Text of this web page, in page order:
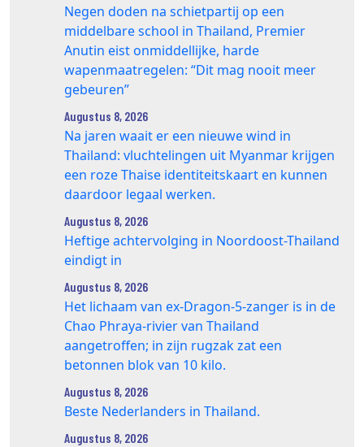
Negen doden na schietpartij op een
middelbare school in Thailand, Premier
Anutin eist onmiddellijke, harde
wapenmaatregelen: “Dit mag nooit meer
gebeuren”
Augustus 8, 2026
Na jaren waait er een nieuwe wind in
Thailand: vluchtelingen uit Myanmar krijgen
een roze Thaise identiteitskaart en kunnen
daardoor legaal werken.
Augustus 8, 2026
Heftige achtervolging in Noordoost-Thailand
eindigt in
Augustus 8, 2026
Het lichaam van ex-Dragon‑5‑zanger is in de
Chao Phraya‑rivier van Thailand
aangetroffen; in zijn rugzak zat een
betonnen blok van 10 kilo.
Augustus 8, 2026
Beste Nederlanders in Thailand.
Augustus 8, 2026